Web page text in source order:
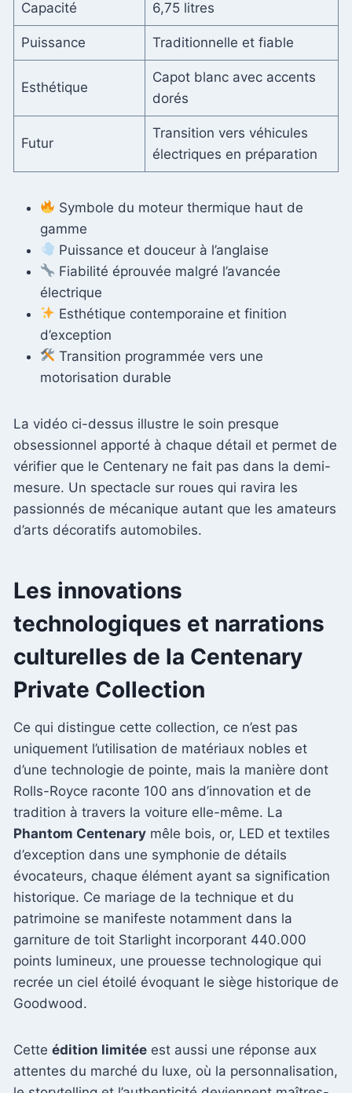
Capacité 6,75 litres
Puissance Traditionnelle et fiable
Esthétique
Capot blanc avec accents
dorés
Futur
Transition vers véhicules
électriques en préparation
Symbole du moteur thermique haut de
gamme
Puissance et douceur à l’anglaise
Fiabilité éprouvée malgré l’avancée
électrique
Esthétique contemporaine et finition
d’exception
Transition programmée vers une
motorisation durable
La vidéo ci-dessus illustre le soin presque
obsessionnel apporté à chaque détail et permet de
vérifier que le Centenary ne fait pas dans la demi-
mesure. Un spectacle sur roues qui ravira les
passionnés de mécanique autant que les amateurs
d’arts décoratifs automobiles.
Les innovations
technologiques et narrations
culturelles de la Centenary
Private Collection
Ce qui distingue cette collection, ce n’est pas
uniquement l’utilisation de matériaux nobles et
d’une technologie de pointe, mais la manière dont
Rolls-Royce raconte 100 ans d’innovation et de
tradition à travers la voiture elle-même. La
Phantom Centenary mêle bois, or, LED et textiles
d’exception dans une symphonie de détails
évocateurs, chaque élément ayant sa signification
historique. Ce mariage de la technique et du
patrimoine se manifeste notamment dans la
garniture de toit Starlight incorporant 440.000
points lumineux, une prouesse technologique qui
recrée un ciel étoilé évoquant le siège historique de
Goodwood.
Cette édition limitée est aussi une réponse aux
attentes du marché du luxe, où la personnalisation,